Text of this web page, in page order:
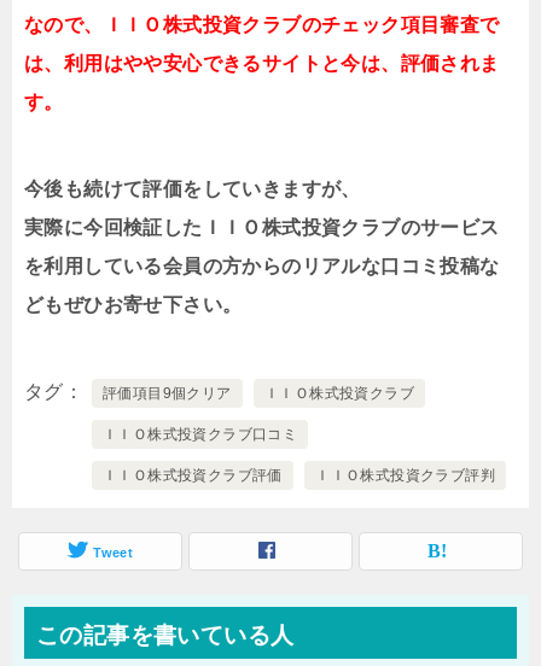
なので、ＩＩＯ株式投資クラブのチェック項目審査で
は、利用はやや安心できるサイトと今は、評価されま
す。
今後も続けて評価をしていきますが、
実際に今回検証したＩＩＯ株式投資クラブのサービス
を利用している会員の方からのリアルな口コミ投稿な
どもぜひお寄せ下さい。
タグ 評価項目9個クリア ＩＩＯ株式投資クラブ
ＩＩＯ株式投資クラブ口コミ
ＩＩＯ株式投資クラブ評価 ＩＩＯ株式投資クラブ評判
Tweet
この記事を書いている人